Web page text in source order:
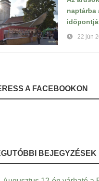
naptárba
22 jún
A FACEBOOKON
BEJEGYZÉSEK